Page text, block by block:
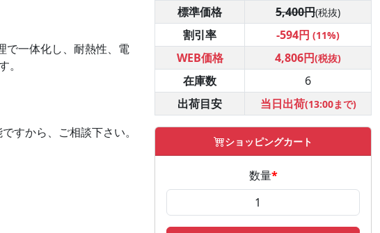
で一体化し、耐熱性、電
すから、ご相談下さい。
標準価格
5,400円(税抜)
割引率 -594円 (11%)
WEB価格 4,806円(税抜)
在庫数
6
出荷目安
当日出荷(13:00まで)
ショッピングカート
数量*